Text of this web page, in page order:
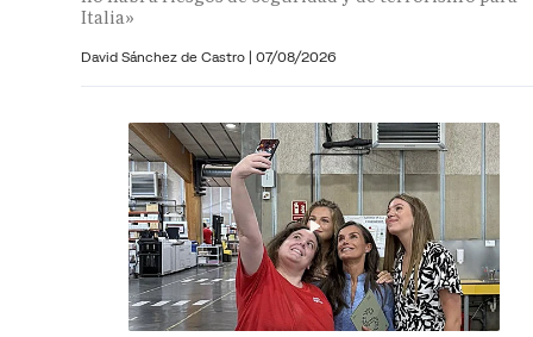
Italia»
David Sánchez de Castro | 07/08/2026